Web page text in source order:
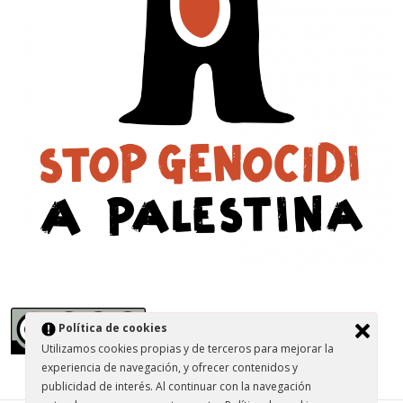
Política de cookies
Utilizamos cookies propias y de terceros para mejorar la
experiencia de navegación, y ofrecer contenidos y
publicidad de interés. Al continuar con la navegación